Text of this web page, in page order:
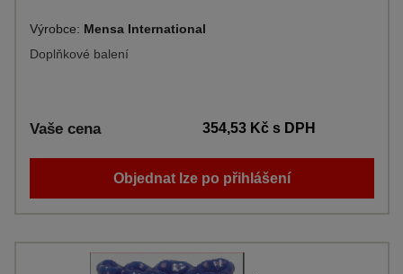
Výrobce: Mensa International
Doplňkové balení
Vaše cena 354,53 Kčs DPH
Objednat lze po přihlášení